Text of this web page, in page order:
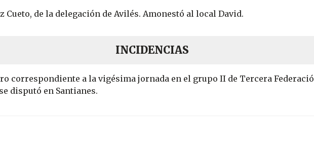
Cueto, de la delegación de Avilés. Amonestó al local David.
INCIDENCIAS
correspondiente a la vigésima jornada en el grupo II de Tercera
disputó en Santianes.